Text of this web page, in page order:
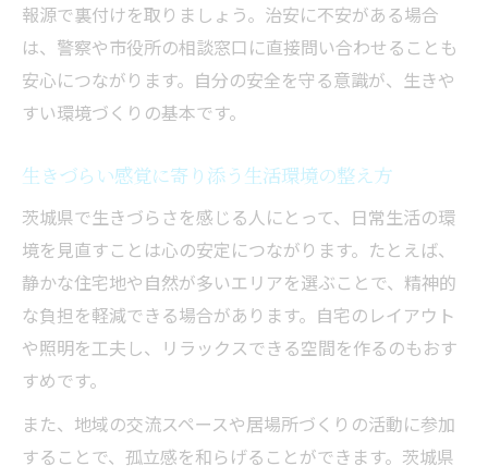
報源で裏付けを取りましょう。治安に不安がある場合
は、警察や市役所の相談窓口に直接問い合わせることも
安心につながります。自分の安全を守る意識が、生きや
すい環境づくりの基本です。
生きづらい感覚に寄り添う生活環境の整え方
茨城県で生きづらさを感じる人にとって、日常生活の環
境を見直すことは心の安定につながります。たとえば、
静かな住宅地や自然が多いエリアを選ぶことで、精神的
な負担を軽減できる場合があります。自宅のレイアウト
や照明を工夫し、リラックスできる空間を作るのもおす
すめです。
また、地域の交流スペースや居場所づくりの活動に参加
することで、孤立感を和らげることができます。茨城県